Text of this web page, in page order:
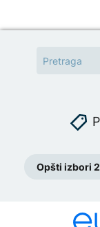
Opšti izbori